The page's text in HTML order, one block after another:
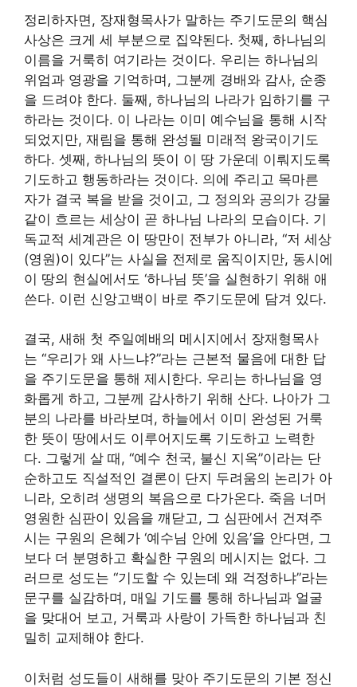
정리하자면, 장재형목사가 말하는 주기도문의 핵심
사상은 크게 세 부분으로 집약된다. 첫째, 하나님의
이름을 거룩히 여기라는 것이다. 우리는 하나님의
위엄과 영광을 기억하며, 그분께 경배와 감사, 순종
을 드려야 한다. 둘째, 하나님의 나라가 임하기를 구
하라는 것이다. 이 나라는 이미 예수님을 통해 시작
되었지만, 재림을 통해 완성될 미래적 왕국이기도
하다. 셋째, 하나님의 뜻이 이 땅 가운데 이뤄지도록
기도하고 행동하라는 것이다. 의에 주리고 목마른
자가 결국 복을 받을 것이고, 그 정의와 공의가 강물
같이 흐르는 세상이 곧 하나님 나라의 모습이다. 기
독교적 세계관은 이 땅만이 전부가 아니라, “저 세상
(영원)이 있다”는 사실을 전제로 움직이지만, 동시에
이 땅의 현실에서도 ‘하나님 뜻’을 실현하기 위해 애
쓴다. 이런 신앙고백이 바로 주기도문에 담겨 있다.
결국, 새해 첫 주일예배의 메시지에서 장재형목사
는 “우리가 왜 사느냐?”라는 근본적 물음에 대한 답
을 주기도문을 통해 제시한다. 우리는 하나님을 영
화롭게 하고, 그분께 감사하기 위해 산다. 나아가 그
분의 나라를 바라보며, 하늘에서 이미 완성된 거룩
한 뜻이 땅에서도 이루어지도록 기도하고 노력한
다. 그렇게 살 때, “예수 천국, 불신 지옥”이라는 단
순하고도 직설적인 결론이 단지 두려움의 논리가 아
니라, 오히려 생명의 복음으로 다가온다. 죽음 너머
영원한 심판이 있음을 깨닫고, 그 심판에서 건져주
시는 구원의 은혜가 ‘예수님 안에 있음’을 안다면, 그
보다 더 분명하고 확실한 구원의 메시지는 없다. 그
러므로 성도는 “기도할 수 있는데 왜 걱정하냐”라는
문구를 실감하며, 매일 기도를 통해 하나님과 얼굴
을 맞대어 보고, 거룩과 사랑이 가득한 하나님과 친
밀히 교제해야 한다.
이처럼 성도들이 새해를 맞아 주기도문의 기본 정신